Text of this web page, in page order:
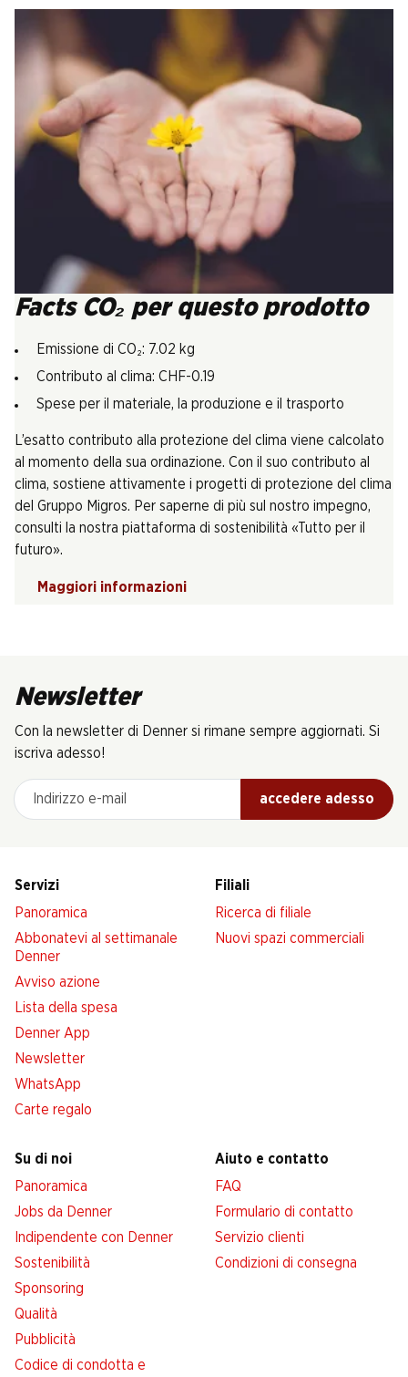
Facts CO₂ per questo prodotto
Emissione di CO₂: 7.02 kg
Contributo al clima: CHF-0.19
Spese per il materiale, la produzione e il trasporto
L’esatto contributo alla protezione del clima viene calcolato
al momento della sua ordinazione. Con il suo contributo al
clima, sostiene attivamente i progetti di protezione del clima
del Gruppo Migros. Per saperne di più sul nostro impegno,
consulti la nostra piattaforma di sostenibilità «Tutto per il
futuro».
Maggiori informazioni
Newsletter
Con la newsletter di Denner si rimane sempre aggiornati. Si
iscriva adesso!
Indirizzo e-mail
accedere adesso
Servizi
Panoramica
Abbonatevi al settimanale
Denner
Avviso azione
Lista della spesa
Denner App
Newsletter
WhatsApp
Carte regalo
Filiali
Ricerca di filiale
Nuovi spazi commerciali
Su di noi
Panoramica
Jobs da Denner
Indipendente con Denner
Sostenibilità
Sponsoring
Qualità
Pubblicità
Codice di condotta e
Aiuto e contatto
FAQ
Formulario di contatto
Servizio clienti
Condizioni di consegna